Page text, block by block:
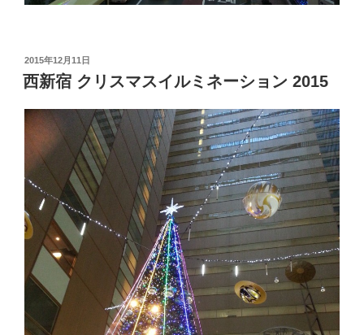
投
稿
日:
2015年12月11日
西新宿 クリスマスイルミネーション 2015